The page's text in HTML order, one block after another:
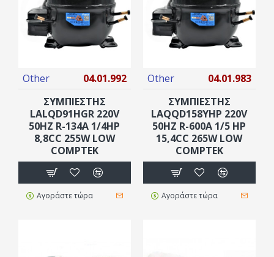
Other
04.01.992
ΣΥΜΠΙΕΣΤΗΣ
LALQD91HGR 220V
50HZ R-134A 1/4HP
8,8CC 255W LOW
COMPTEK
Αγοράστε τώρα
Other
04.01.983
ΣΥΜΠΙΕΣΤΗΣ
LAQQD158YHP 220V
50HZ R-600A 1/5 HP
15,4CC 265W LOW
COMPTEK
Αγοράστε τώρα